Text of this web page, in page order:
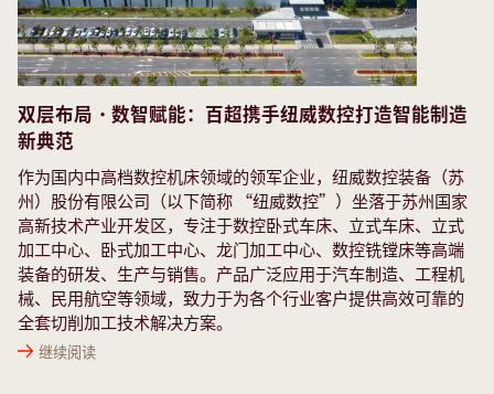
双层布局・数智赋能：百超携手纽威数控打造智能制造
新典范
作为国内中高档数控机床领域的领军企业，纽威数控装备（苏
州）股份有限公司（以下简称 “纽威数控”）坐落于苏州国家
高新技术产业开发区，专注于数控卧式车床、立式车床、立式
加工中心、卧式加工中心、龙门加工中心、数控铣镗床等高端
装备的研发、生产与销售。产品广泛应用于汽车制造、工程机
械、民用航空等领域，致力于为各个行业客户提供高效可靠的
全套切削加工技术解决方案。
继续阅读